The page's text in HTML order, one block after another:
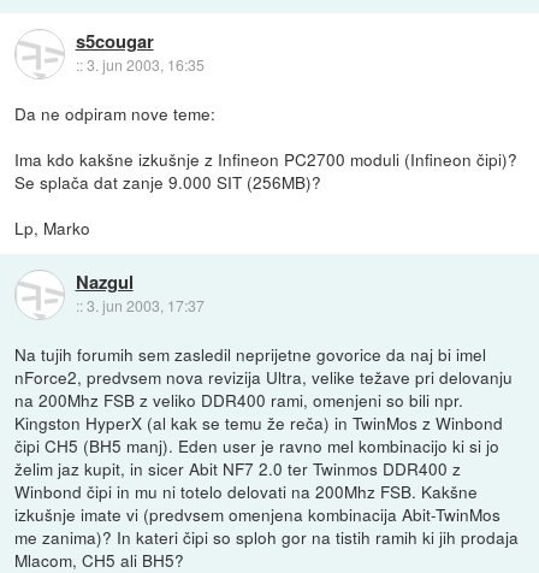
s5cougar
::3. jun 2003, 16:35
Da ne odpiram nove teme:
Ima kdo kakšne izkušnje z Infineon PC2700 moduli (Infineon čipi)?
Se splača dat zanje 9.000 SIT (256MB)?
Lp, Marko
Nazgul
::3. jun 2003, 17:37
Na tujih forumih sem zasledil neprijetne govorice da naj bi imel
nForce2, predvsem nova revizija Ultra, velike težave pri delovanju
na 200Mhz FSB z veliko DDR400 rami, omenjeni so bili npr.
Kingston HyperX (al kak se temu že reča) in TwinMos z Winbond
čipi CH5 (BH5 manj). Eden user je ravno mel kombinacijo ki si jo
želim jaz kupit, in sicer Abit NF7 2.0 ter Twinmos DDR400 z
Winbond čipi in mu ni totelo delovati na 200Mhz FSB. Kakšne
izkušnje imate vi (predvsem omenjena kombinacija Abit-TwinMos
me zanima)? In kateri čipi so sploh gor na tistih ramih ki jih prodaja
Mlacom, CH5 ali BH5?